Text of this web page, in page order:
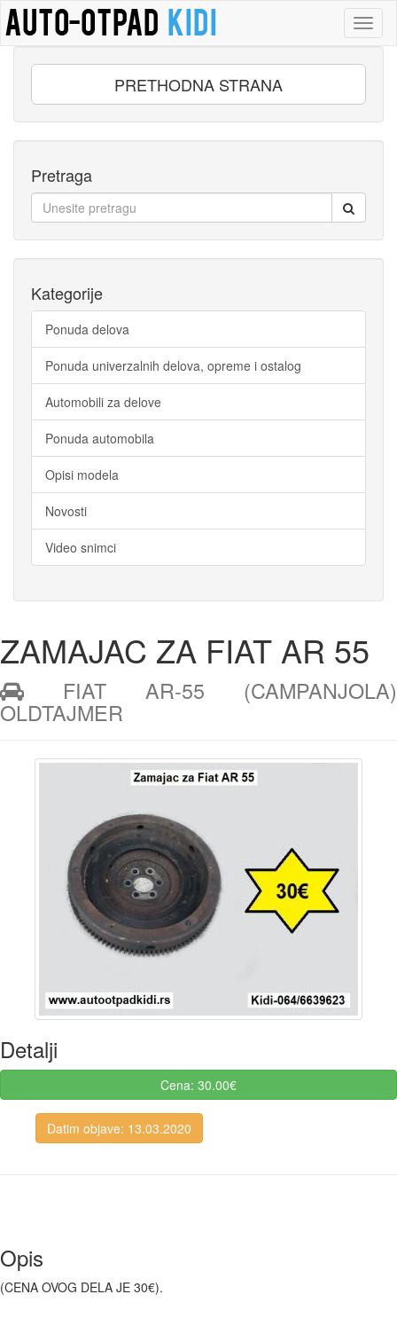
PRETHODNA STRANA
Pretraga
Kategorije
Ponuda delova
Ponuda univerzalnih delova, opreme i ostalog
Automobili za delove
Ponuda automobila
Opisi modela
Novosti
Video snimci
ZAMAJAC ZA FIAT AR 55
FIAT AR-55 (CAMPANJOLA)
OLDTAJMER
Detalji
Cena: 30.00€
Datim objave: 13.03.2020
Opis
(CENA OVOG DELA JE 30€).